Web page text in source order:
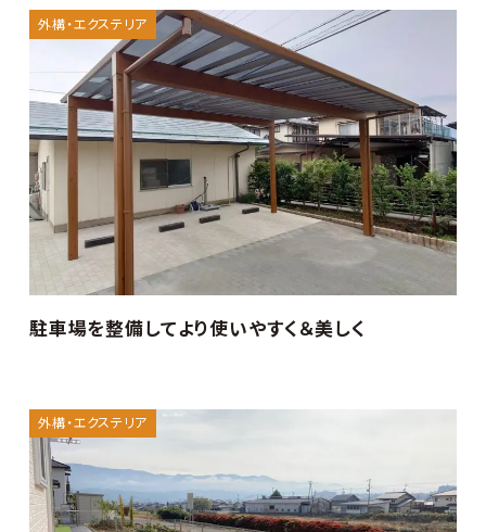
外構・エクステリア
駐車場を整備してより使いやすく＆美しく
外構・エクステリア